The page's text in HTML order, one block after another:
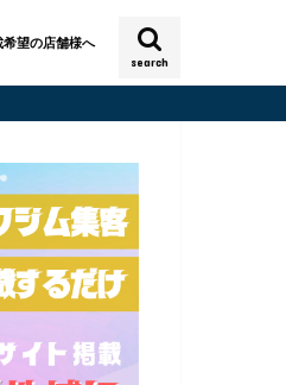
search
希望の店舗様へ
すみだスポーツ健康センター